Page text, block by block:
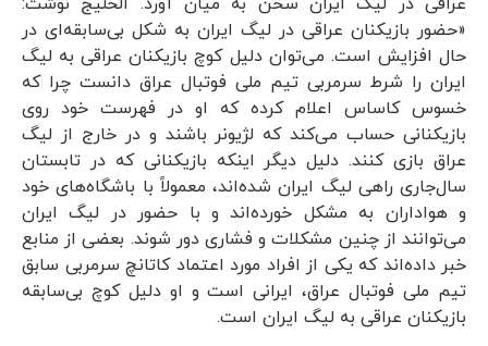
«حضور بازیکنان عراقی در لیگ ایران به شکل بی‌سابقه‌ای در
حال افزایش است. می‌توان دلیل کوچ بازیکنان عراقی به لیگ
ایران را شرط سرمربی تیم ملی فوتبال عراق دانست چرا که
خسوس کاساس اعلام کرده که او در فهرست خود روی
بازیکنانی حساب می‌کند که لژیونر باشند و در خارج از لیگ
عراق بازی کنند. دلیل دیگر اینکه بازیکنانی که در تابستان
سال‌جاری راهی لیگ ایران شده‌اند، معمولاً با باشگاه‌های خود
و هواداران به مشکل خورده‌اند و با حضور در لیگ ایران
می‌توانند از چنین مشکلات و فشاری دور شوند. بعضی از منابع
خبر داده‌اند که یکی از افراد مورد اعتماد کاتانچ سرمربی سابق
تیم ملی فوتبال عراق، ایرانی است و او دلیل کوچ بی‌سابقه
بازیکنان عراقی به لیگ ایران است.